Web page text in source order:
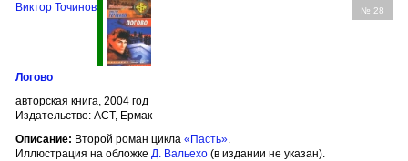
№ 28
Виктор Точинов
Логово
авторская книга, 2004 год
Издательство: АСТ, Ермак
Описание: Второй роман цикла «Пасть».
Иллюстрация на обложке Д. Вальехо (в издании не указан).